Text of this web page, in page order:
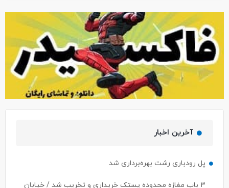
آخرین اخبار
پل رودباری رشت بهره‌برداری شد
۳ باب مغازه محدوده پستک خریداری و تخریب شد / خیابان